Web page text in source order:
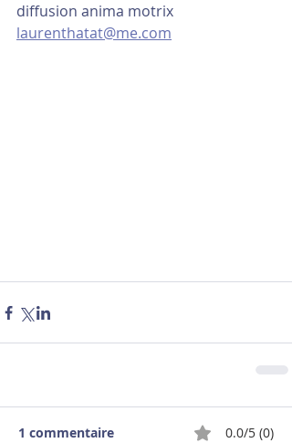
diffusion anima motrix
laurenthatat@me.com
1 commentaire 0.0/5 (0)